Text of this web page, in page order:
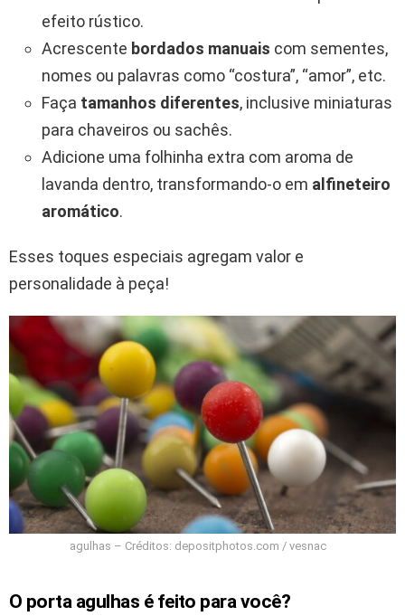
efeito rústico.
Acrescente bordados manuais com sementes,
nomes ou palavras como “costura”, “amor”, etc.
Faça tamanhos diferentes, inclusive miniaturas
para chaveiros ou sachês.
Adicione uma folhinha extra com aroma de
lavanda dentro, transformando-o em alfineteiro
aromático.
Esses toques especiais agregam valor e
personalidade à peça!
agulhas – Créditos: depositphotos.com / vesnac
O porta agulhas é feito para você?